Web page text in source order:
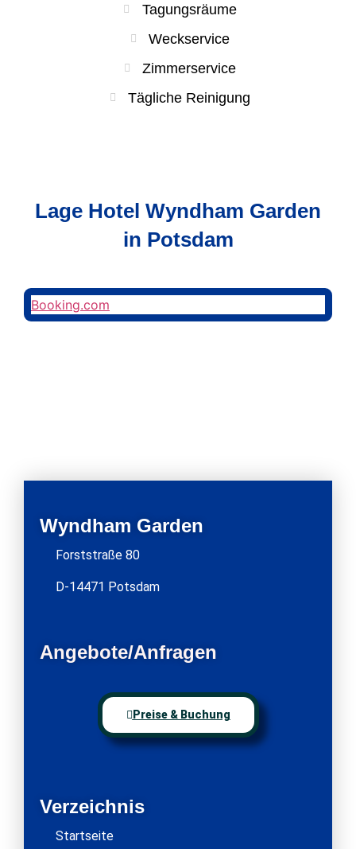
Tagungsräume
Weckservice
Zimmerservice
Tägliche Reinigung
Lage Hotel Wyndham Garden
in Potsdam
Booking.com
Wyndham Garden
Forststraße 80
D-14471 Potsdam
Angebote/Anfragen
Preise & Buchung
Verzeichnis
Startseite